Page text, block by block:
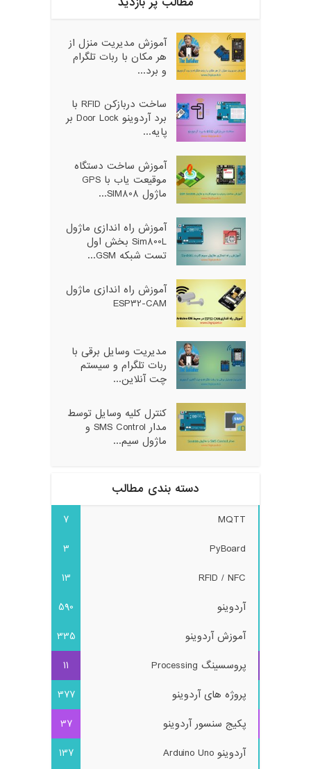
آموزش مدیریت منزل از
هر مکان با ربات تلگرام
و برد...
ساخت دربازکن RFID با
برد آردوینو Door Lock بر
پایه...
آموزش ساخت دستگاه
موقیعت یاب با GPS
ماژول SIM808...
آموزش راه اندازی ماژول
Sim800L بخش اول
تست شبکه GSM...
آموزش راه اندازی ماژول
ESP32-CAM
مدیریت وسایل برقی با
ربات تلگرام و سیستم
چت آنلاین...
کنترل کلیه وسایل توسط
مدار SMS Control و
ماژول سیم...
دسته بندی مطالب
MQTT
7
PyBoard
3
RFID / NFC
13
آردوینو
590
آموزش آردوینو
335
پروسسینگ Processing
11
پروژه های آردوینو
377
پکیج سنسور آردوینو
37
آردوینو Arduino Uno
137